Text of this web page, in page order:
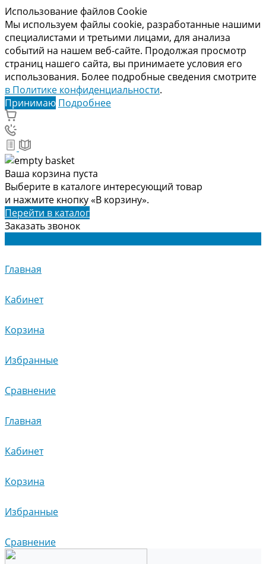
Использование файлов Cookie
Мы используем файлы cookie, разработанные нашими
специалистами и третьими лицами, для анализа
событий на нашем веб-сайте. Продолжая просмотр
страниц нашего сайта, вы принимаете условия его
использования. Более подробные сведения смотрите
в Политике конфиденциальности.
Принимаю Подробнее
Ваша корзина пуста
Выберите в каталоге интересующий товар
и нажмите кнопку «В корзину».
Перейти в каталог
Заказать звонок
Главная
Кабинет
Корзина
Избранные
Сравнение
Главная
Кабинет
Корзина
Избранные
Сравнение